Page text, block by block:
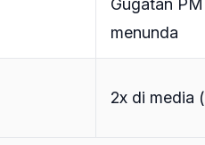
Gugatan
menunda
2x di media